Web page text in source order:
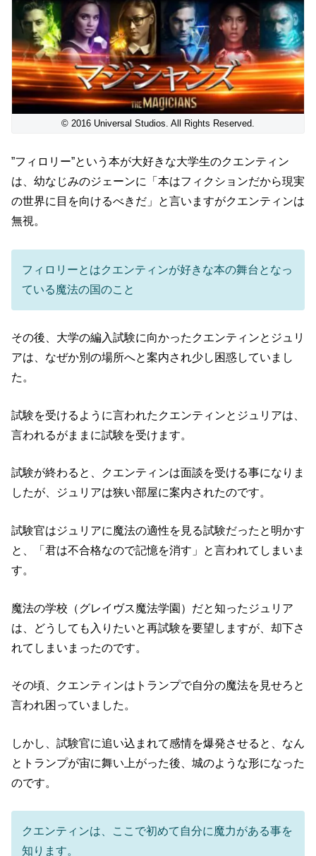
© 2016 Universal Studios. All Rights Reserved.
”フィロリー”という本が大好きな大学生のクエンティン
は、幼なじみのジェーンに「本はフィクションだから現実
の世界に目を向けるべきだ」と言いますがクエンティンは
無視。
フィロリーとはクエンティンが好きな本の舞台となっ
ている魔法の国のこと
その後、大学の編入試験に向かったクエンティンとジュリ
アは、なぜか別の場所へと案内され少し困惑していまし
た。
試験を受けるように言われたクエンティンとジュリアは、
言われるがままに試験を受けます。
試験が終わると、クエンティンは面談を受ける事になりま
したが、ジュリアは狭い部屋に案内されたのです。
試験官はジュリアに魔法の適性を見る試験だったと明かす
と、「君は不合格なので記憶を消す」と言われてしまいま
す。
魔法の学校（グレイヴス魔法学園）だと知ったジュリア
は、どうしても入りたいと再試験を要望しますが、却下さ
れてしまいまったのです。
その頃、クエンティンはトランプで自分の魔法を見せろと
言われ困っていました。
しかし、試験官に追い込まれて感情を爆発させると、なん
とトランプが宙に舞い上がった後、城のような形になった
のです。
クエンティンは、ここで初めて自分に魔力がある事を
知ります。